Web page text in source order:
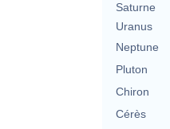
Saturne
Uranus
Neptune
Pluton
Chiron
Cérès